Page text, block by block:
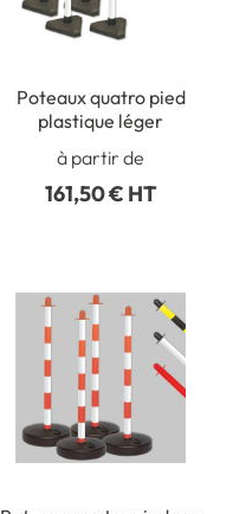
Poteaux quatro pied
plastique léger
à partir de
161,50 € HT